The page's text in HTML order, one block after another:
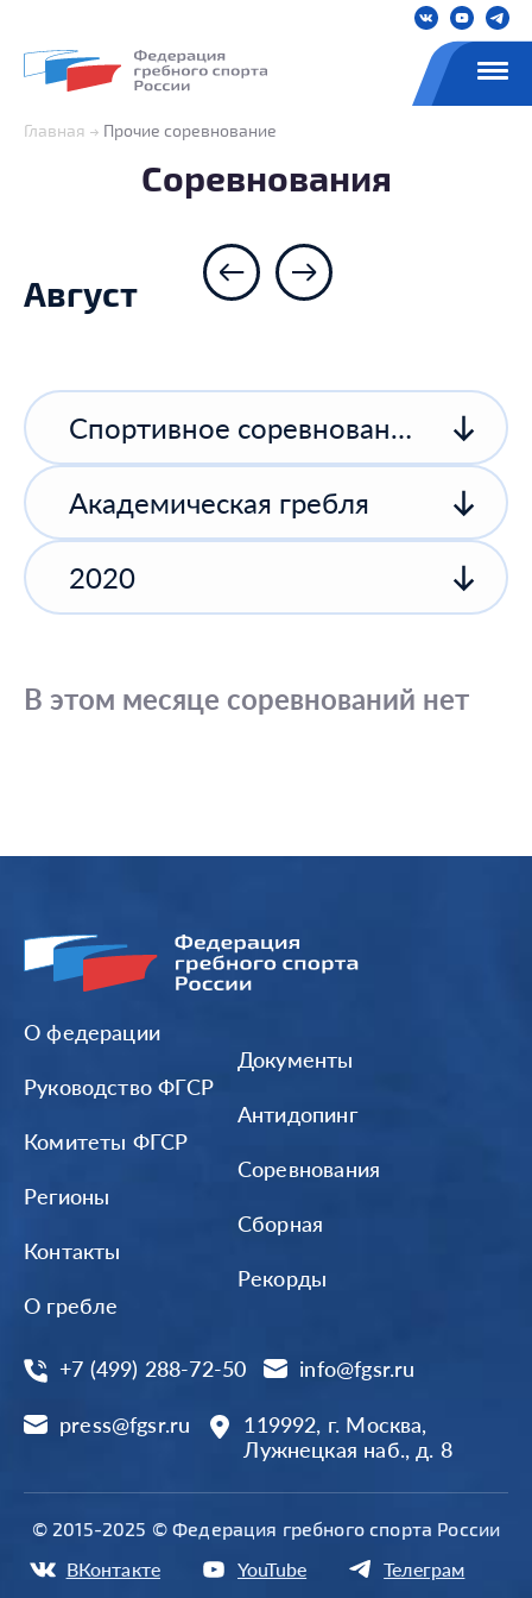
Главная Прочие соревнование
Соревнования
Август
Спортивное соревнование спортивной организации
Академическая гребля
2020
В этом месяце соревнований нет
О федерации
Руководство ФГСР
Комитеты ФГСР
Регионы
Контакты
О гребле
Документы
Антидопинг
Соревнования
Сборная
Рекорды
+7 (499) 288-72-50 info@fgsr.ru
press@fgsr.ru
119992, г. Москва,
Лужнецкая наб., д. 8
© 2015-2025 © Федерация гребного спорта России
ВКонтакте YouTube Телеграм